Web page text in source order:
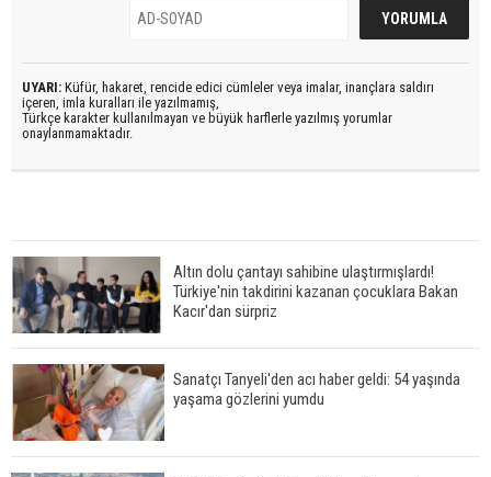
UYARI: Küfür, hakaret, rencide edici cümleler veya imalar, inançlara saldırı
içeren, imla kuralları ile yazılmamış,
Türkçe karakter kullanılmayan ve büyük harflerle yazılmış yorumlar
onaylanmamaktadır.
Altın dolu çantayı sahibine ulaştırmışlardı!
Türkiye'nin takdirini kazanan çocuklara Bakan
Kacır'dan sürpriz
Sanatçı Tanyeli'den acı haber geldi: 54 yaşında
yaşama gözlerini yumdu